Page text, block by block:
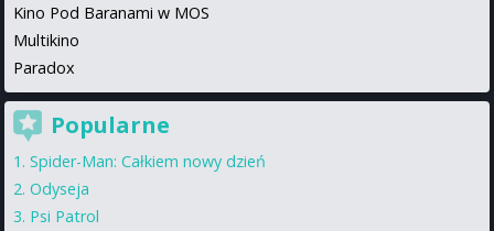
Kino Pod Baranami w MOS
Multikino
Paradox
Popularne
Spider-Man: Całkiem nowy dzień
Odyseja
Psi Patrol